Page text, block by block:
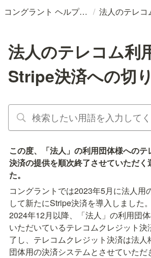
コングラント ヘルプサイト /
法人のテレコム利
Stripe決済への切
この度、「法人」の利用団体様へのテ
決済の提供を順次終了させていただく
た。
コングラントでは2023年5月に法人用
して新たにStripe決済を導入しました。
2024年12月以降、「法人」の利用団
いただいているテレコムクレジット決
了し、テレコムクレジット決済は法
団体用の決済システムとさせていただ